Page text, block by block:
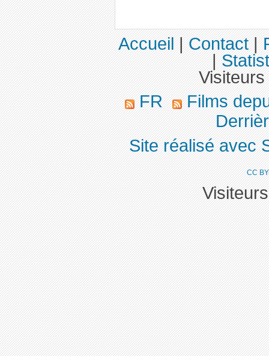
Accueil|Contact|
|
FR
Films
Site réalisé avec
CC